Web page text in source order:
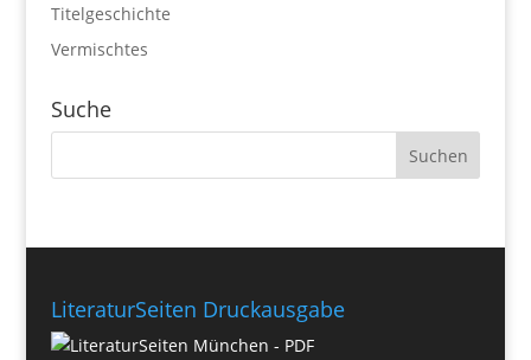
Titelgeschichte
Vermischtes
Suche
LiteraturSeiten Druckausgabe